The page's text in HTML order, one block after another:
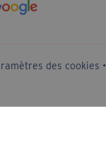
des cookies •